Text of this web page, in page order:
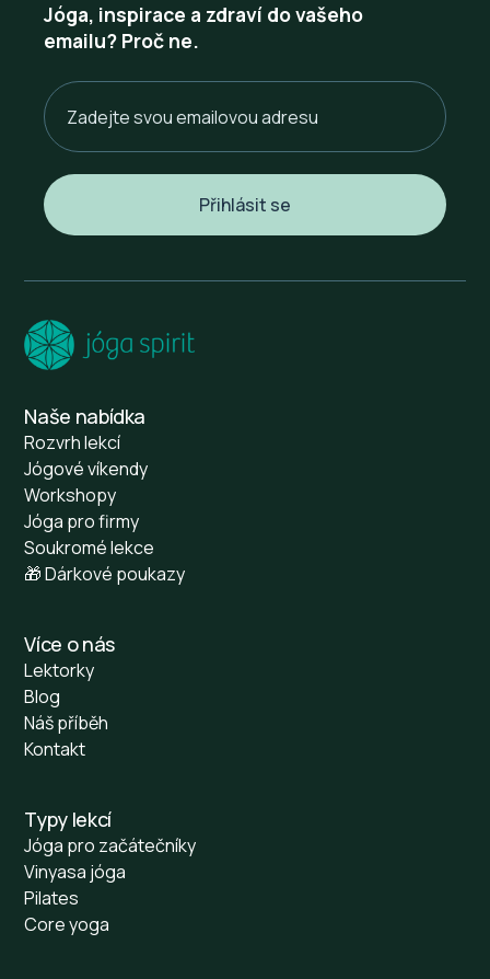
Jóga, inspirace a zdraví do vašeho
emailu? Proč ne.
Naše nabídka
Rozvrh lekcí
Jógové víkendy
Workshopy
Jóga pro firmy
Soukromé lekce
🎁 Dárkové poukazy
Více o nás
Lektorky
Blog
Náš příběh
Kontakt
Typy lekcí
Jóga pro začátečníky
Vinyasa jóga
Pilates
Core yoga